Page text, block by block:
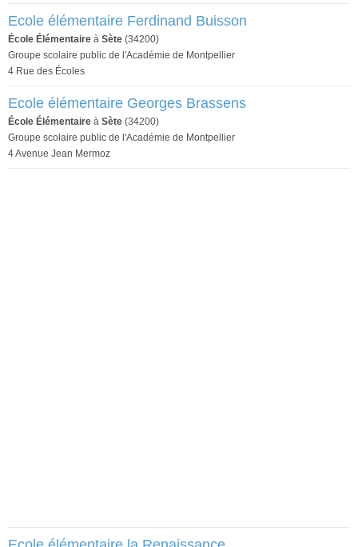
Ecole élémentaire Ferdinand Buisson
École Élémentaire à Sète (34200)
Groupe scolaire public de l'Académie de Montpellier
4 Rue des Écoles
Ecole élémentaire Georges Brassens
École Élémentaire à Sète (34200)
Groupe scolaire public de l'Académie de Montpellier
4 Avenue Jean Mermoz